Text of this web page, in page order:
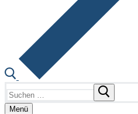
nach:
Menü